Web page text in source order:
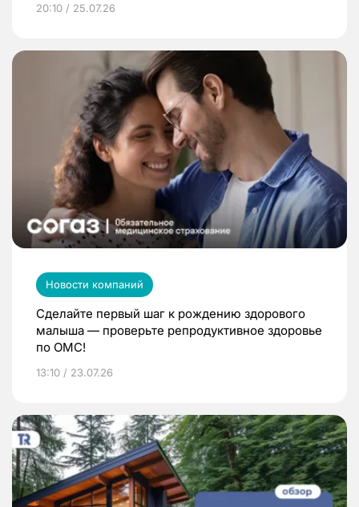
20:10 / 25.07.26
Новости компаний
Сделайте первый шаг к рождению здорового
малыша — проверьте репродуктивное здоровье
по ОМС!
13:10 / 23.07.26